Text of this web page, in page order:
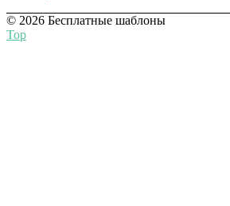
© 2026 Бесплатные шаблоны
Top